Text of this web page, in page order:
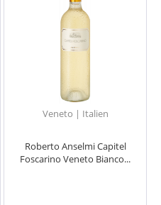
Veneto | Italien
Roberto Anselmi Capitel
Foscarino Veneto Bianco...